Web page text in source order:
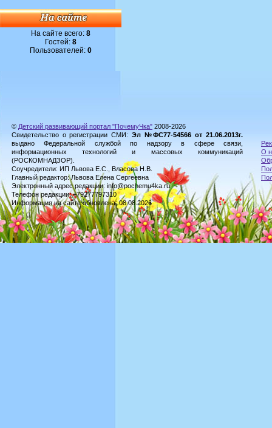
На сайте всего: 8
Гостей: 8
Пользователей: 0
© Детский развивающий портал "ПочемуЧка" 2008-2026
Свидетельство о регистрации СМИ: Эл №ФС77-54566 от 21.06.2013г.
выдано Федеральной службой по надзору в сфере связи,
информационных технологий и массовых коммуникаций
(РОСКОМНАДЗОР).
Соучредители: ИП Львова Е.С., Власова Н.В.
Главный редактор: Львова Елена Сергеевна
Электронный адрес редакции: info@pochemu4ka.ru
Телефон редакции: +79277797310
Информация на сайте обновлена: 08.08.2026
О